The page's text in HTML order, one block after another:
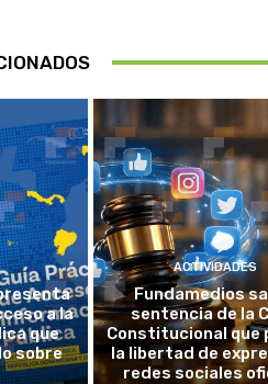
a la
que
sobre
ACTIVIDADES
Fundamedios
sentencia de la
Constitucional que
la libertad de
redes sociales